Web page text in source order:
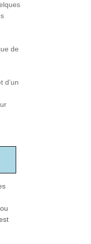
de
d’un